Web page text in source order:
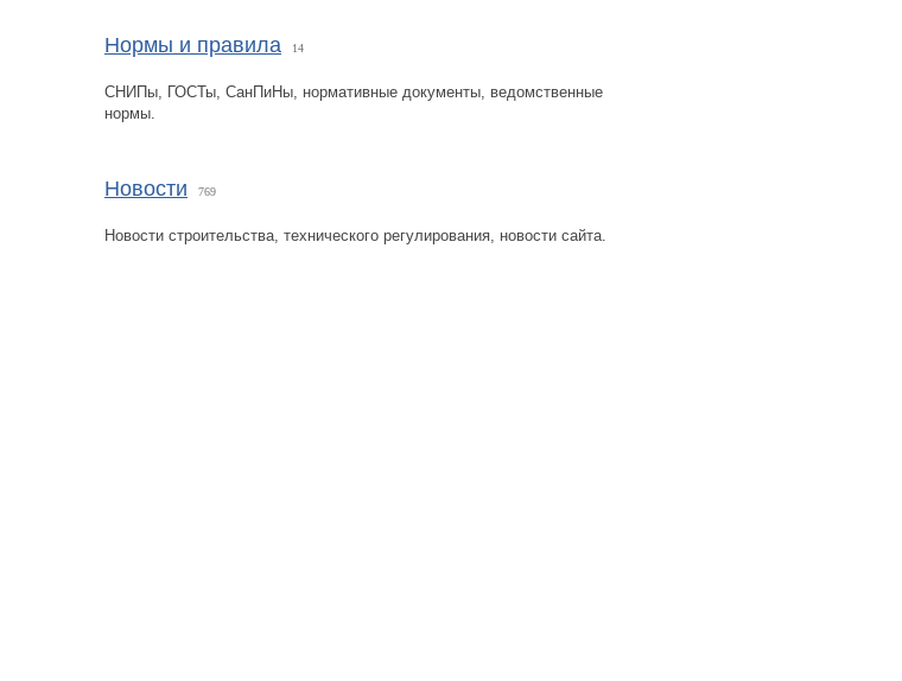
Нормы и правила 14
СНИПы, ГОСТы, СанПиНы, нормативные документы, ведомственные
нормы.
Новости 769
Новости строительства, технического регулирования, новости сайта.